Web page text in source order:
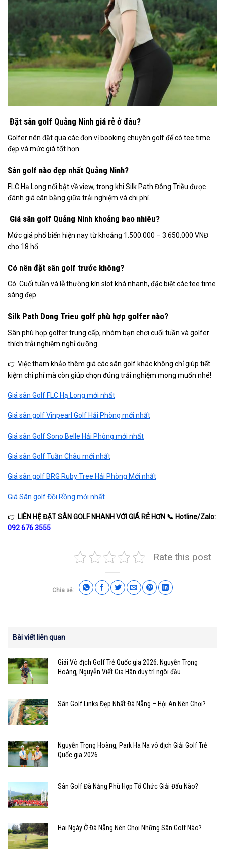
Đặt sân golf Quảng Ninh giá rẻ ở đâu?
Golfer nên đặt qua các đơn vị booking chuyên golf để có tee time
đẹp và mức giá tốt hơn.
Sân golf nào đẹp nhất Quảng Ninh?
FLC Hạ Long nổi bật về view, trong khi Silk Path Đông Triều được
đánh giá cân bằng giữa trải nghiệm và chi phí.
Giá sân golf Quảng Ninh khoảng bao nhiêu?
Mức giá phổ biến hiện nay từ khoảng 1.500.000 – 3.650.000 VNĐ
cho 18 hố.
Có nên đặt sân golf trước không?
Có. Cuối tuần và lễ thường kín slot khá nhanh, đặc biệt các tee time
sáng đẹp.
Silk Path Dong Trieu golf phù hợp golfer nào?
Sân phù hợp golfer trung cấp, nhóm bạn chơi cuối tuần và golfer
thích trải nghiệm nghỉ dưỡng
👉 Việc tham khảo thêm giá các sân golf khác không chỉ giúp tiết
kiệm chi phí mà còn giúp chọn đúng trải nghiệm mong muốn nhé!
Giá sân Golf FLC Hạ Long mới nhất
Giá sân golf Vinpearl Golf Hải Phòng mới nhất
Giá sân Golf Sono Belle Hải Phòng mới nhất
Giá sân Golf Tuần Châu mới nhất
Giá sân golf BRG Ruby Tree Hải Phòng Mới nhất
Giá Sân golf Đồi Rồng mới nhất
👉 LIÊN HỆ ĐẶT SÂN GOLF NHANH VỚI GIÁ RẺ HƠN 📞 Hotline/Zalo:
092 676 3555
Rate this post
Chia sẻ:
Bài viết liên quan
Giải Vô địch Golf Trẻ Quốc gia 2026: Nguyễn Trọng
Hoàng, Nguyễn Viết Gia Hân duy trì ngôi đầu
Sân Golf Links Đẹp Nhất Đà Nẵng – Hội An Nên Chơi?
Nguyễn Trọng Hoàng, Park Ha Na vô địch Giải Golf Trẻ
Quốc gia 2026
Sân Golf Đà Nẵng Phù Hợp Tổ Chức Giải Đấu Nào?
Hai Ngày Ở Đà Nẵng Nên Chơi Những Sân Golf Nào?